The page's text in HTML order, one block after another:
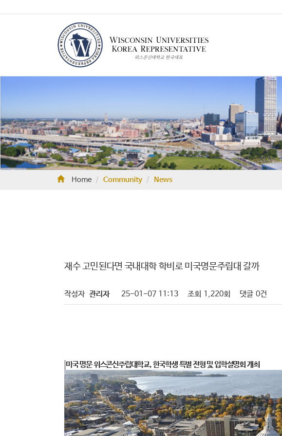
Home Community News
재수 고민된다면 국내대학 학비로 미국명문주립대 갈까
작성자 관리자 25-01-07 11:13 조회 1,220회 댓글 0건
미국 명문 위스콘신주립대학교, 한국학생 특별 전형 및 입학설명회 개최